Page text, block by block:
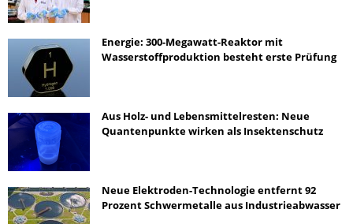
Energie: 300-Megawatt-Reaktor mit
Wasserstoffproduktion besteht erste Prüfung
Aus Holz- und Lebensmittelresten: Neue
Quantenpunkte wirken als Insektenschutz
Neue Elektroden-Technologie entfernt 92
Prozent Schwermetalle aus Industrieabwasser